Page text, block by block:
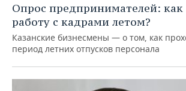
Опрос предпринимателей: как
работу с кадрами летом?
Казанские бизнесмены — о том, как
период летних отпусков персонала